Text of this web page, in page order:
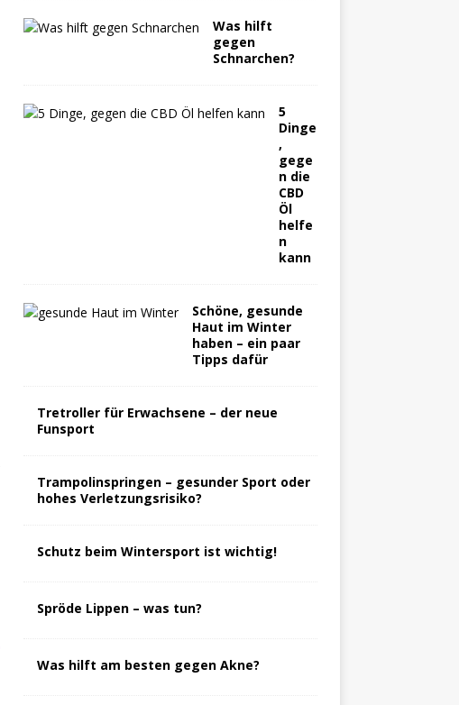
Was hilft
gegen
Schnarchen?
5
Dinge
,
gege
n die
CBD
Öl
helfe
n
kann
Schöne, gesunde
Haut im Winter
haben – ein paar
Tipps dafür
Tretroller für Erwachsene – der neue
Funsport
Trampolinspringen – gesunder Sport oder
hohes Verletzungsrisiko?
Schutz beim Wintersport ist wichtig!
Spröde Lippen – was tun?
Was hilft am besten gegen Akne?